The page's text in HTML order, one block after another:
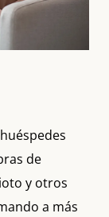
de
y otros
a más